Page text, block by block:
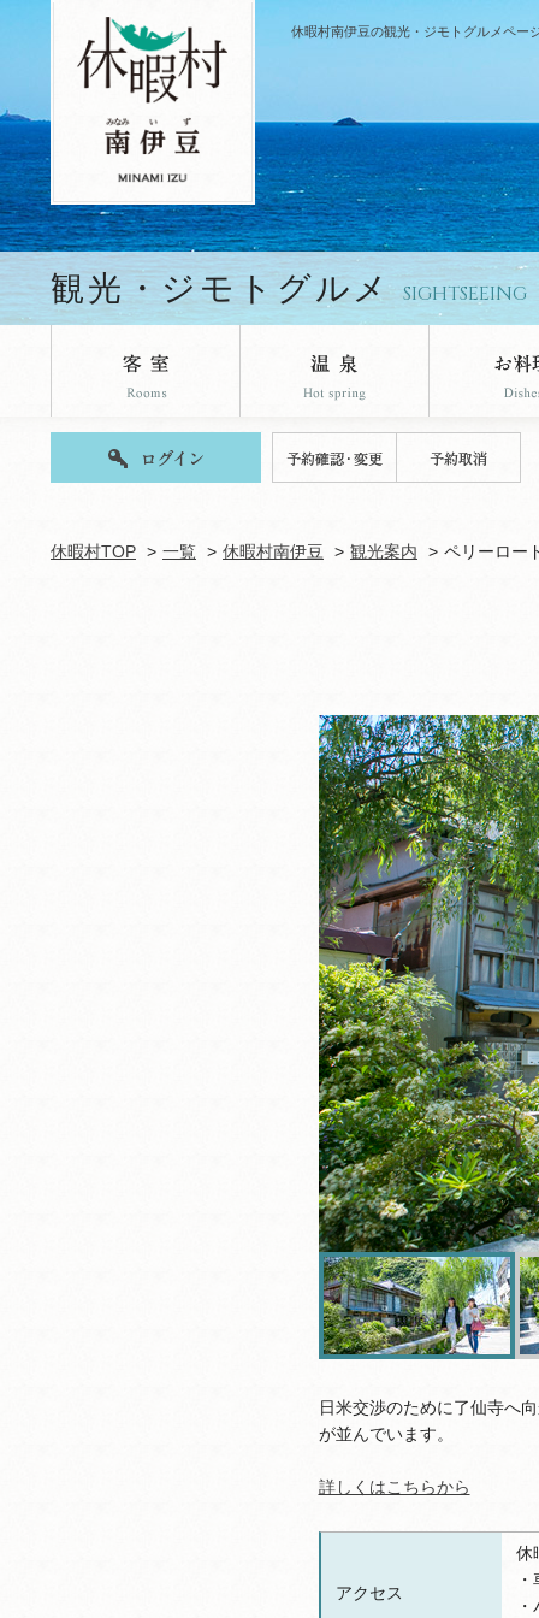
休暇村南伊豆の観光・ジモトグルメペー
観光・ジモトグルメ SIGHTSEEING
休暇村TOP 一覧 休暇村南伊豆 観光案内 ペリーロー
日米交渉のために了仙寺へ
が並んでいます。
詳しくはこちらから
アクセス
休